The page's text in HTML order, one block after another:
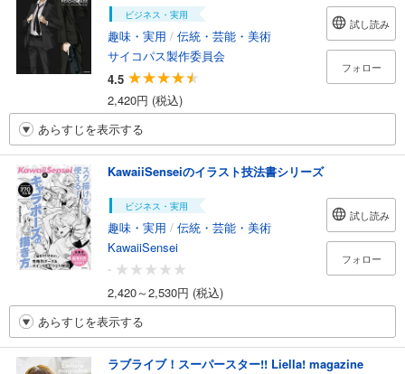
ビジネス・実用
趣味・実用 / 伝統・芸能・美術
サイコパス製作委員会
4.5
2,420円 (税込)
試し読み
フォロー
あらすじを表示する
KawaiiSenseiのイラスト技法書シリーズ
ビジネス・実用
趣味・実用 / 伝統・芸能・美術
KawaiiSensei
-
2,420～2,530円 (税込)
試し読み
フォロー
あらすじを表示する
ラブライブ！スーパースター!! Liella! magazine